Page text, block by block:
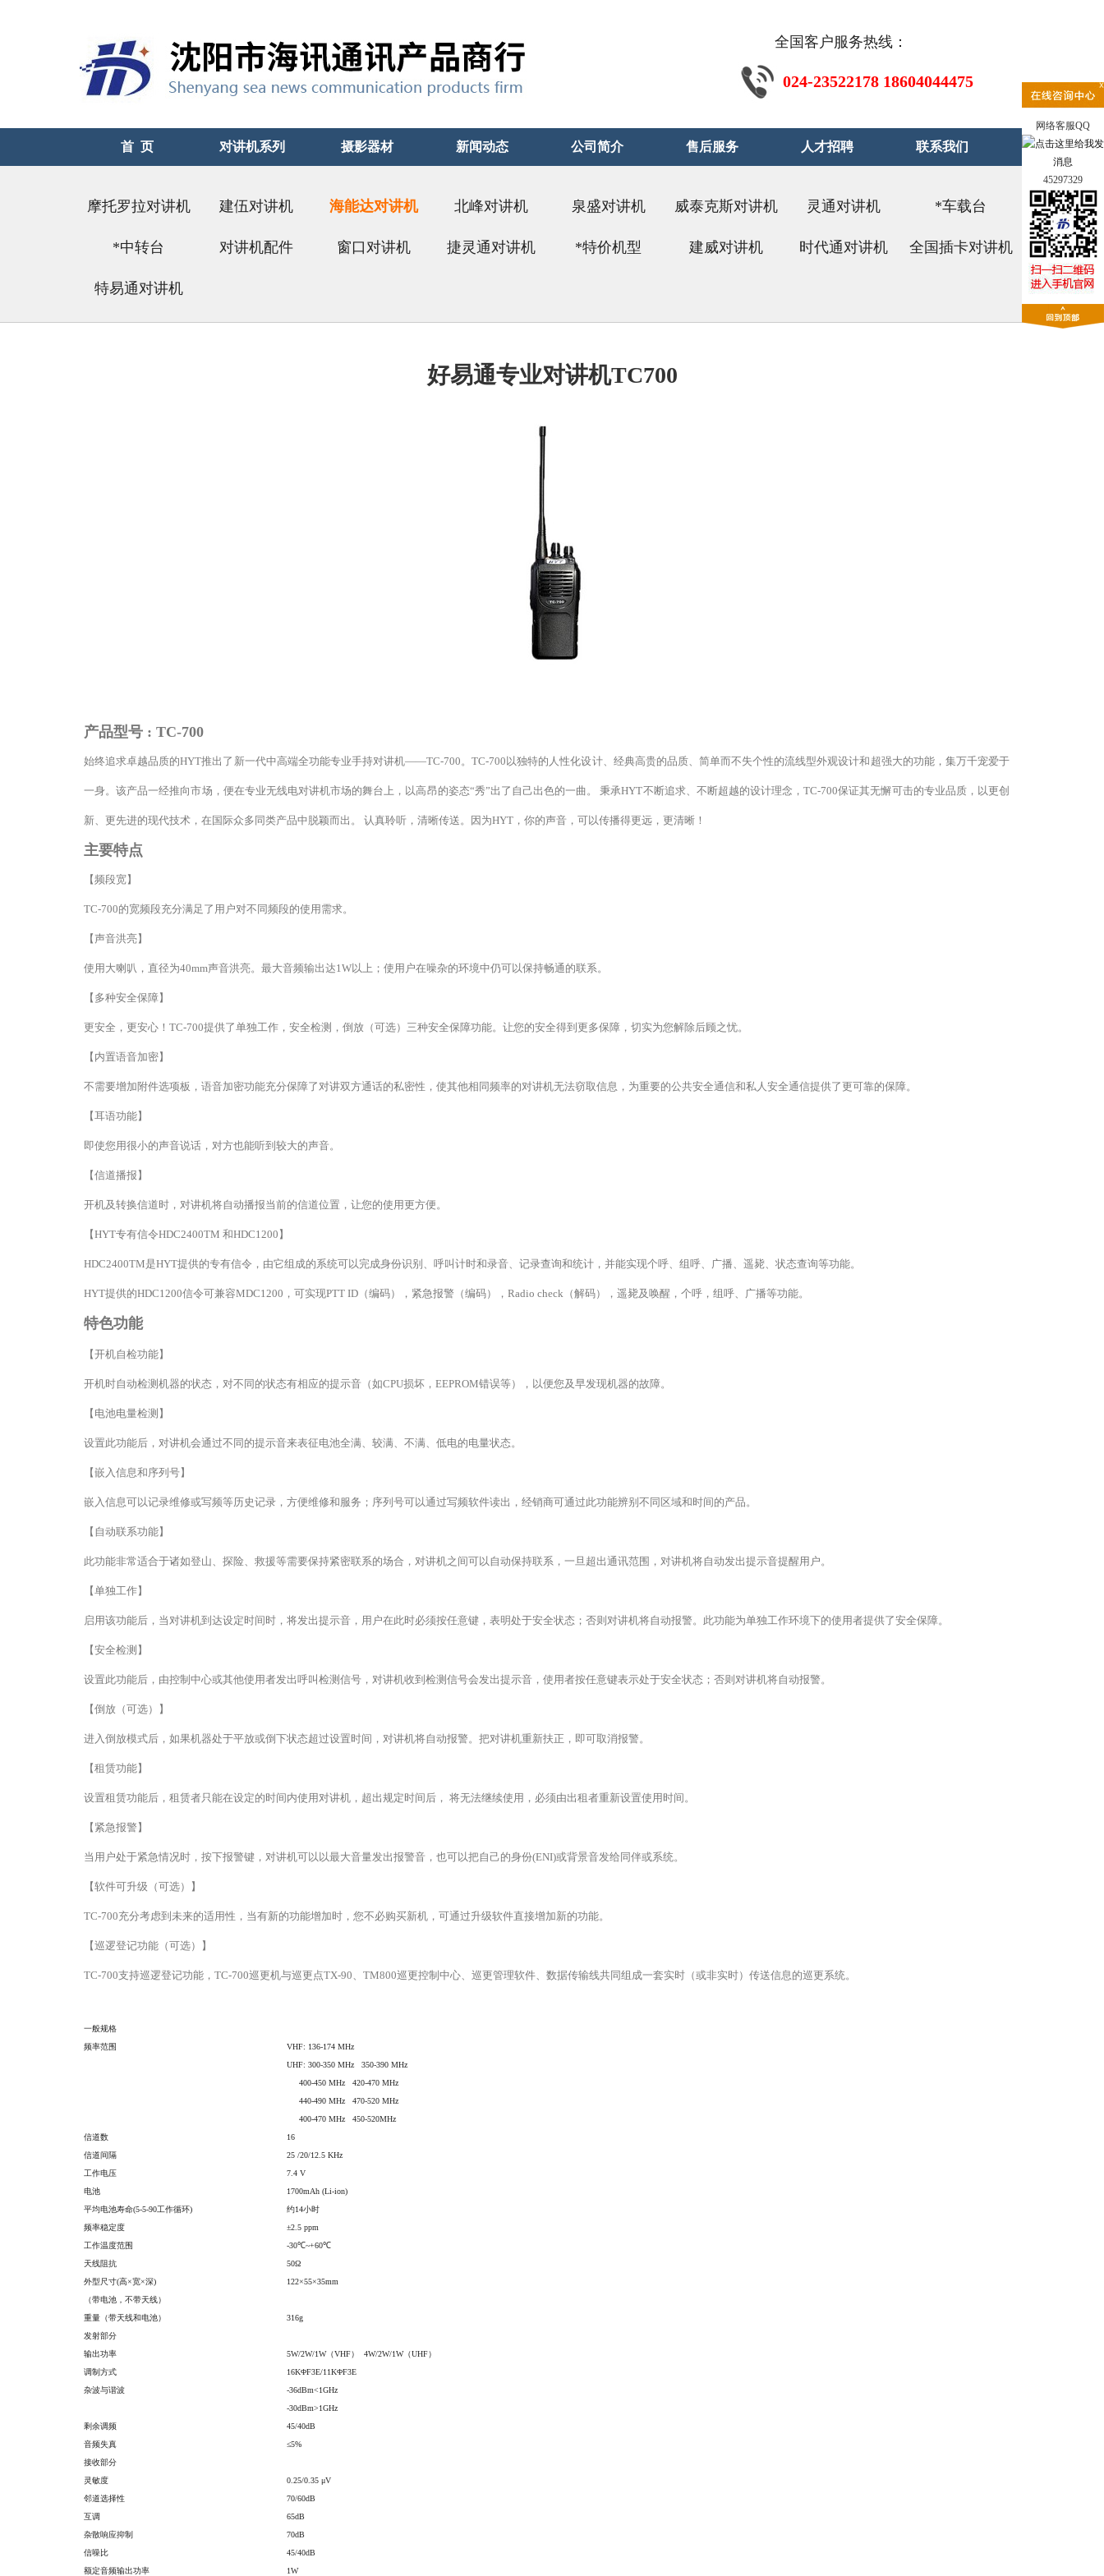
全国客户服务热线：
024-23522178 18604044475
首 页 对讲机系列 摄影器材 新闻动态 公司简介 售后服务 人才招聘 联系我们
摩托罗拉对讲机 建伍对讲机 海能达对讲机
（好易通）
北峰对讲机 泉盛对讲机 威泰克斯对讲机 灵通对讲机 *车载台
*中转台 对讲机配件 窗口对讲机 捷灵通对讲机 *特价机型 建威对讲机 时代通对讲机 全国插卡对讲机
特易通对讲机
好易通专业对讲机TC700
产品型号 : TC-700
始终追求卓越品质的HYT推出了新一代中高端全功能专业手持对讲机——TC-700。TC-700以独特的人性化设计、经典高贵的品质、简单而不失个性的流线型外观设计和超强大的功能，集万千宠爱于
一身。该产品一经推向市场，便在专业无线电对讲机市场的舞台上，以高昂的姿态“秀”出了自己出色的一曲。 秉承HYT不断追求、不断超越的设计理念，TC-700保证其无懈可击的专业品质，以更创
新、更先进的现代技术，在国际众多同类产品中脱颖而出。 认真聆听，清晰传送。因为HYT，你的声音，可以传播得更远，更清晰！
主要特点
【频段宽】
TC-700的宽频段充分满足了用户对不同频段的使用需求。
【声音洪亮】
使用大喇叭，直径为40mm声音洪亮。最大音频输出达1W以上；使用户在噪杂的环境中仍可以保持畅通的联系。
【多种安全保障】
更安全，更安心！TC-700提供了单独工作，安全检测，倒放（可选）三种安全保障功能。让您的安全得到更多保障，切实为您解除后顾之忧。
【内置语音加密】
不需要增加附件选项板，语音加密功能充分保障了对讲双方通话的私密性，使其他相同频率的对讲机无法窃取信息，为重要的公共安全通信和私人安全通信提供了更可靠的保障。
【耳语功能】
即使您用很小的声音说话，对方也能听到较大的声音。
【信道播报】
开机及转换信道时，对讲机将自动播报当前的信道位置，让您的使用更方便。
【HYT专有信令HDC2400TM 和HDC1200】
HDC2400TM是HYT提供的专有信令，由它组成的系统可以完成身份识别、呼叫计时和录音、记录查询和统计，并能实现个呼、组呼、广播、遥毙、状态查询等功能。
HYT提供的HDC1200信令可兼容MDC1200，可实现PTT ID（编码），紧急报警（编码），Radio check（解码），遥毙及唤醒，个呼，组呼、广播等功能。
特色功能
【开机自检功能】
开机时自动检测机器的状态，对不同的状态有相应的提示音（如CPU损坏，EEPROM错误等），以便您及早发现机器的故障。
【电池电量检测】
设置此功能后，对讲机会通过不同的提示音来表征电池全满、较满、不满、低电的电量状态。
【嵌入信息和序列号】
嵌入信息可以记录维修或写频等历史记录，方便维修和服务；序列号可以通过写频软件读出，经销商可通过此功能辨别不同区域和时间的产品。
【自动联系功能】
此功能非常适合于诸如登山、探险、救援等需要保持紧密联系的场合，对讲机之间可以自动保持联系，一旦超出通讯范围，对讲机将自动发出提示音提醒用户。
【单独工作】
启用该功能后，当对讲机到达设定时间时，将发出提示音，用户在此时必须按任意键，表明处于安全状态；否则对讲机将自动报警。此功能为单独工作环境下的使用者提供了安全保障。
【安全检测】
设置此功能后，由控制中心或其他使用者发出呼叫检测信号，对讲机收到检测信号会发出提示音，使用者按任意键表示处于安全状态；否则对讲机将自动报警。
【倒放（可选）】
进入倒放模式后，如果机器处于平放或倒下状态超过设置时间，对讲机将自动报警。把对讲机重新扶正，即可取消报警。
【租赁功能】
设置租赁功能后，租赁者只能在设定的时间内使用对讲机，超出规定时间后， 将无法继续使用，必须由出租者重新设置使用时间。
【紧急报警】
当用户处于紧急情况时，按下报警键，对讲机可以以最大音量发出报警音，也可以把自己的身份(ENI)或背景音发给同伴或系统。
【软件可升级（可选）】
TC-700充分考虑到未来的适用性，当有新的功能增加时，您不必购买新机，可通过升级软件直接增加新的功能。
【巡逻登记功能（可选）】
TC-700支持巡逻登记功能，TC-700巡更机与巡更点TX-90、TM800巡更控制中心、巡更管理软件、数据传输线共同组成一套实时（或非实时）传送信息的巡更系统。
一般规格
频率范围
VHF: 136-174 MHz
UHF: 300-350 MHz 350-390 MHz
400-450 MHz 420-470 MHz
440-490 MHz 470-520 MHz
400-470 MHz 450-520MHz
信道数
16
信道间隔
25 /20/12.5 KHz
工作电压
7.4 V
电池
1700mAh (Li-ion)
平均电池寿命(5-5-90工作循环)
约14小时
频率稳定度
±2.5 ppm
工作温度范围
-30℃~+60℃
天线阻抗
50Ω
外型尺寸(高×宽×深)
（带电池，不带天线）
122×55×35mm
重量（带天线和电池）
316g
发射部分
输出功率
5W/2W/1W（VHF） 4W/2W/1W（UHF）
调制方式
16KΦF3E/11KΦF3E
杂波与谐波
-36dBm<1GHz
-30dBm>1GHz
剩余调频
45/40dB
音频失真
≤5%
接收部分
灵敏度
0.25/0.35 μV
邻道选择性
70/60dB
互调
65dB
杂散响应抑制
70dB
信噪比
45/40dB
额定音频输出功率
1W
网络客服QQ
45297329